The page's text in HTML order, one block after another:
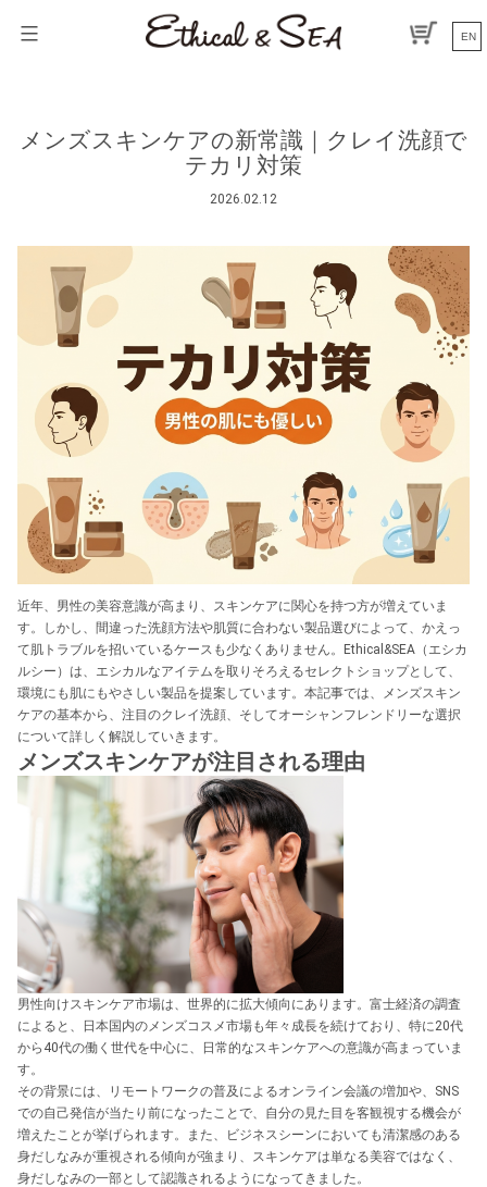
EN
メンズスキンケアの新常識｜クレイ洗顔で
テカリ対策
2026.02.12
近年、男性の美容意識が高まり、スキンケアに関心を持つ方が増えていま
す。しかし、間違った洗顔方法や肌質に合わない製品選びによって、かえっ
て肌トラブルを招いているケースも少なくありません。Ethical&SEA（エシカ
ルシー）は、エシカルなアイテムを取りそろえるセレクトショップとして、
環境にも肌にもやさしい製品を提案しています。本記事では、メンズスキン
ケアの基本から、注目のクレイ洗顔、そしてオーシャンフレンドリーな選択
について詳しく解説していきます。
メンズスキンケアが注目される理由
男性向けスキンケア市場は、世界的に拡大傾向にあります。富士経済の調査
によると、日本国内のメンズコスメ市場も年々成長を続けており、特に20代
から40代の働く世代を中心に、日常的なスキンケアへの意識が高まっていま
す。
その背景には、リモートワークの普及によるオンライン会議の増加や、SNS
での自己発信が当たり前になったことで、自分の見た目を客観視する機会が
増えたことが挙げられます。また、ビジネスシーンにおいても清潔感のある
身だしなみが重視される傾向が強まり、スキンケアは単なる美容ではなく、
身だしなみの一部として認識されるようになってきました。